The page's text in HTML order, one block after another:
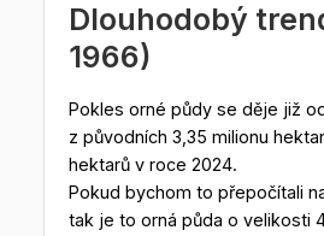
Dlouhodobý
1966)
Pokles orné půdy se děje již
z původních 3,35 milionu
hektarů v roce 2024.
Pokud bychom to přepočítali
tak je to orná půda o velikosti